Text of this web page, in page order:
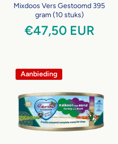
Mixdoos Vers Gestoomd 395
gram (10 stuks)
€47,50 EUR
Aanbieding